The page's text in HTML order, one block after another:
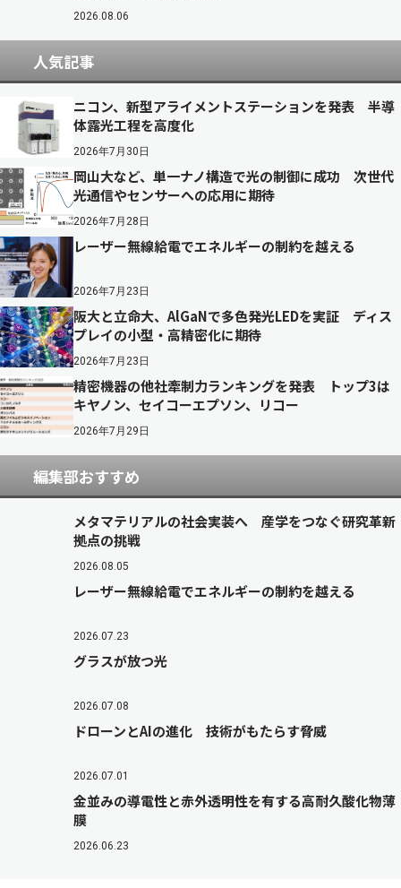
2026.08.06
人気記事
ニコン、新型アライメントステーションを発表 半導
体露光工程を高度化
2026年7月30日
岡山大など、単一ナノ構造で光の制御に成功 次世代
光通信やセンサーへの応用に期待
2026年7月28日
レーザー無線給電でエネルギーの制約を越える
2026年7月23日
阪大と立命大、AlGaNで多色発光LEDを実証 ディス
プレイの小型・高精密化に期待
2026年7月23日
精密機器の他社牽制力ランキングを発表 トップ3は
キヤノン、セイコーエプソン、リコー
2026年7月29日
編集部おすすめ
メタマテリアルの社会実装へ 産学をつなぐ研究革新
拠点の挑戦
2026.08.05
レーザー無線給電でエネルギーの制約を越える
2026.07.23
グラスが放つ光
2026.07.08
ドローンとAIの進化 技術がもたらす脅威
2026.07.01
金並みの導電性と赤外透明性を有する高耐久酸化物薄
膜
2026.06.23